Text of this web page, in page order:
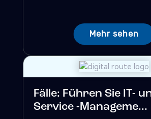
Mehr sehen
Fälle: Führen Sie IT-
Service -Manageme...